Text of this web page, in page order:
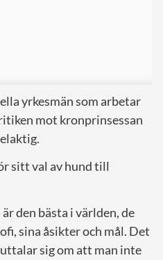
yrkesmän som arbetar
mot kronprinsessan
sitt val av hund till
den bästa i världen, de
sina åsikter och mål. Det
sig om att man inte